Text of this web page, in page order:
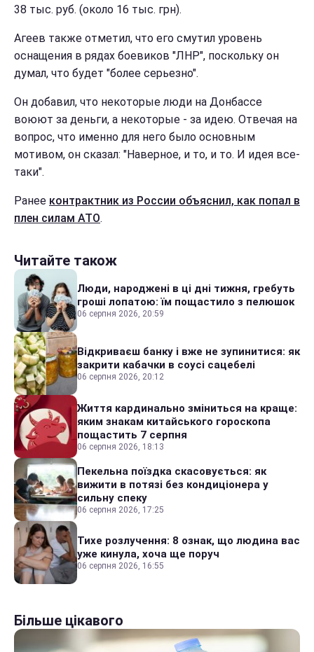
38 тыс. руб. (около 16 тыс. грн).
Агеев также отметил, что его смутил уровень
оснащения в рядах боевиков "ЛНР", поскольку он
думал, что будет "более серьезно".
Он добавил, что некоторые люди на Донбассе
воюют за деньги, а некоторые - за идею. Отвечая на
вопрос, что именно для него было основным
мотивом, он сказал: "Наверное, и то, и то. И идея все-
таки".
Ранее контрактник из России объяснил, как попал в
плен силам АТО.
Читайте також
Люди, народжені в ці дні тижня, гребуть
гроші лопатою: їм пощастило з пелюшок
06 серпня 2026, 20:59
Відкриваєш банку і вже не зупинитися: як
закрити кабачки в соусі сацебелі
06 серпня 2026, 20:12
Життя кардинально зміниться на краще:
яким знакам китайського гороскопа
пощастить 7 серпня
06 серпня 2026, 18:13
Пекельна поїздка скасовується: як
вижити в потязі без кондиціонера у
сильну спеку
06 серпня 2026, 17:25
Тихе розлучення: 8 ознак, що людина вас
уже кинула, хоча ще поруч
06 серпня 2026, 16:55
Більше цікавого